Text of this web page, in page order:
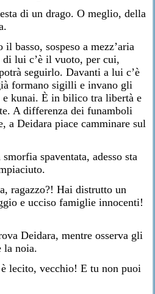
di un drago. O meglio, della
basso, sospeso a mezz’aria
lui c’è il vuoto, per cui,
seguirlo. Davanti a lui c’è
formano sigilli e invano gli
e kunai. È in bilico tra libertà e
A differenza dei funamboli
a Deidara piace camminare sul
spaventata, adesso sta
ragazzo?! Hai distrutto un
e ucciso famiglie innocenti!
Deidara, mentre osserva gli
la noia.
lecito, vecchio! E tu non puoi